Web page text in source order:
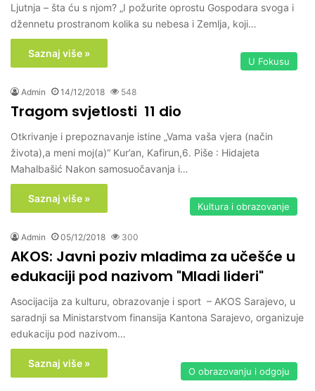
Ljutnja – šta ću s njom? „I požurite oprostu Gospodara svoga i
džennetu prostranom kolika su nebesa i Zemlja, koji…
Saznaj više »
U Fokusu
Admin 14/12/2018 548
Tragom svjetlosti 11 dio
Otkrivanje i prepoznavanje istine „Vama vaša vjera (način
života),a meni moj(a)“ Kur’an, Kafirun,6. Piše : Hidajeta
Mahalbašić Nakon samosuočavanja i…
Saznaj više »
Kultura i obrazovanje
Admin 05/12/2018 300
AKOS: Javni poziv mladima za učešće u
edukaciji pod nazivom "Mladi lideri"
Asocijacija za kulturu, obrazovanje i sport – AKOS Sarajevo, u
saradnji sa Ministarstvom finansija Kantona Sarajevo, organizuje
edukaciju pod nazivom…
Saznaj više »
O obrazovanju i odgoju